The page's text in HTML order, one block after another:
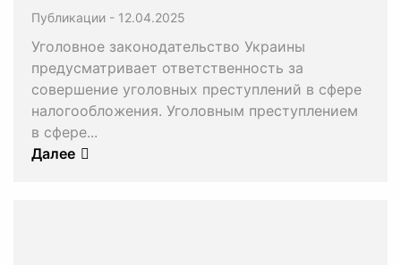
Публикации -
Уголовное законодательство Украины
предусматривает ответственность за
совершение уголовных преступлений в сфере
налогообложения. Уголовным преступлением
в сфере...
Далее